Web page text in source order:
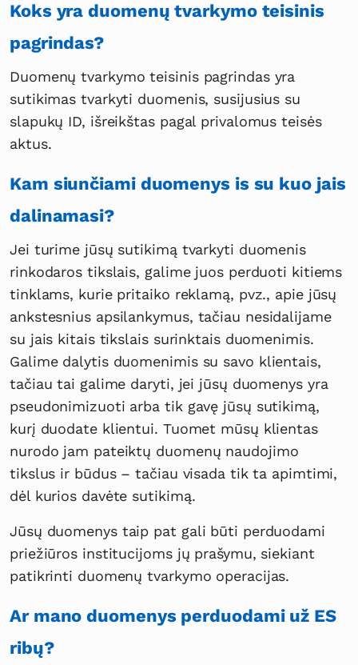
Koks yra duomenų tvarkymo teisinis
pagrindas?
Duomenų tvarkymo teisinis pagrindas yra
sutikimas tvarkyti duomenis, susijusius su
slapukų ID, išreikštas pagal privalomus teisės
aktus.
Kam siunčiami duomenys is su kuo jais
dalinamasi?
Jei turime jūsų sutikimą tvarkyti duomenis
rinkodaros tikslais, galime juos perduoti kitiems
tinklams, kurie pritaiko reklamą, pvz., apie jūsų
ankstesnius apsilankymus, tačiau nesidalijame
su jais kitais tikslais surinktais duomenimis.
Galime dalytis duomenimis su savo klientais,
tačiau tai galime daryti, jei jūsų duomenys yra
pseudonimizuoti arba tik gavę jūsų sutikimą,
kurį duodate klientui. Tuomet mūsų klientas
nurodo jam pateiktų duomenų naudojimo
tikslus ir būdus – tačiau visada tik ta apimtimi,
dėl kurios davėte sutikimą.
Jūsų duomenys taip pat gali būti perduodami
priežiūros institucijoms jų prašymu, siekiant
patikrinti duomenų tvarkymo operacijas.
Ar mano duomenys perduodami už ES
ribų?